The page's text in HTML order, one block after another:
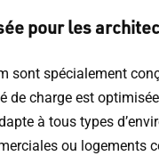
pour les
sont spécialement
de charge est
à tous types
ou logements